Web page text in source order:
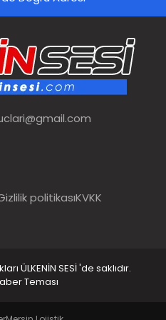
politikasıKVKK
ÜLKENİN SESİ 'de saklıdır.
Teması